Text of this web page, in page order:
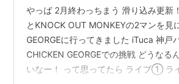
やっば 2月終わっちまう 滑り込み更新
とKNOCK OUT MONKEYの2マンを見
GEORGEに行ってきました iTuca 神戸
CHICKEN GEORGEでの挑戦 どうなる
いなー！ って思ってたら ライブ①